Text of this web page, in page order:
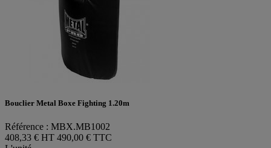
Bouclier Metal Boxe Fighting 1.20m
Référence : MBX.MB1002
408,33 € HT 490,00 € TTC